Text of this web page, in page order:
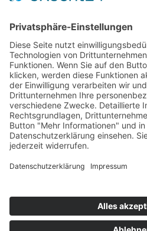
AWO Jobportal
AWO Ehrenamt Portal
AWO Schulgesundheitsfachkräfte
AWO Bundesverband
AWO International
AWO Pflegeberatung
AWO Junge Plattform
AWO Kulturhaus Babelsberg
Arbeit mit Behinderung
Kulturland Brandenburg
Kultur für JEDEN
AWO 1plus9
Dachverband Freie Suchtselbsthilfe